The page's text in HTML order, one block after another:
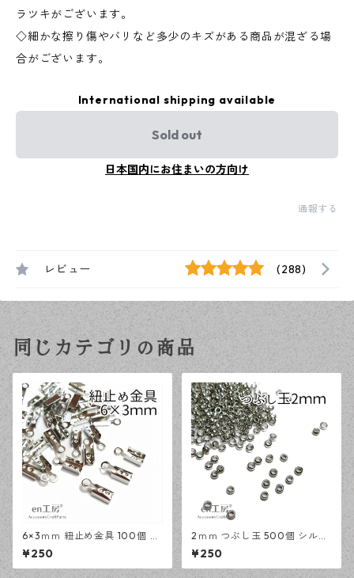
ラツキがございます。
◇細かな擦り傷やバリなど多少のキズがある商品が混ざる場
合がございます。
International shipping available
Sold out
日本国内にお住まいの方向け
通報する
レビュー (288)
同じカテゴリの商品
6×3ｍｍ 紐止め金具 100個 シ
ルバー カシメ アクセサリーパ
ーツ 基礎パーツ ハンドメイド
資材 【en工房】
¥250
2ｍｍ つぶし玉 500個 シルバ
ー かしめ玉 アクセサリーパー
ツ 基礎パーツ ハンドメイド資
材 【en工房】
¥250